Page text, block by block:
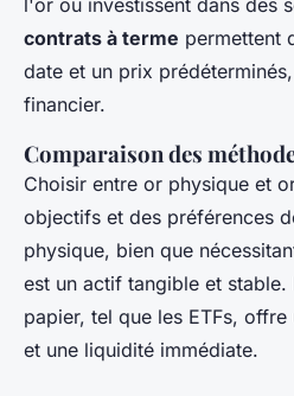
contrats à terme permettent
date et un prix
financier.
Comparaison des
Choisir entre or physique et
objectifs et des préférences
physique, bien que
est un actif tangible et
papier, tel que les ETFs,
et une liquidité immédiate.